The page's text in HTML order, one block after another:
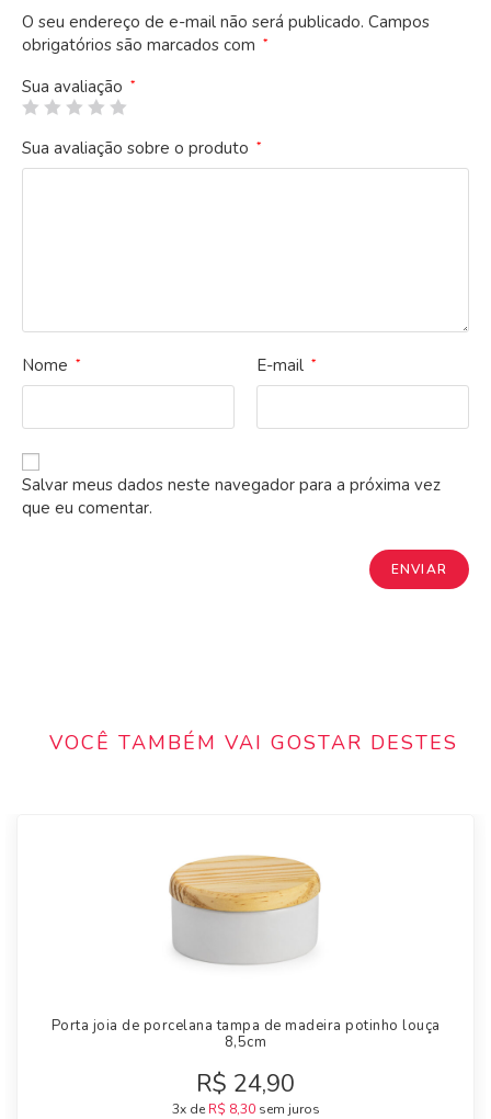
O seu endereço de e-mail não será publicado. Campos
obrigatórios são marcados com *
Sua avaliação *
Sua avaliação sobre o produto *
Nome * E-mail *
Salvar meus dados neste navegador para a próxima vez
que eu comentar.
VOCÊ TAMBÉM VAI GOSTAR DESTES
Porta joia de porcelana tampa de madeira potinho louça
8,5cm
R$ 24,90
3x de R$ 8,30sem juros